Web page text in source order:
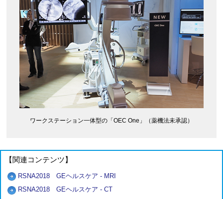
ワークステーション一体型の「OEC One」（薬機法未承認）
【関連コンテンツ】
RSNA2018 GEヘルスケア - MRI
RSNA2018 GEヘルスケア - CT